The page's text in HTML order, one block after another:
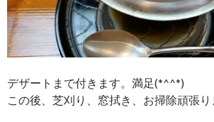
デザートまで付きます。満足(*^^*)
この後、芝刈り、窓拭き、お掃除頑張り